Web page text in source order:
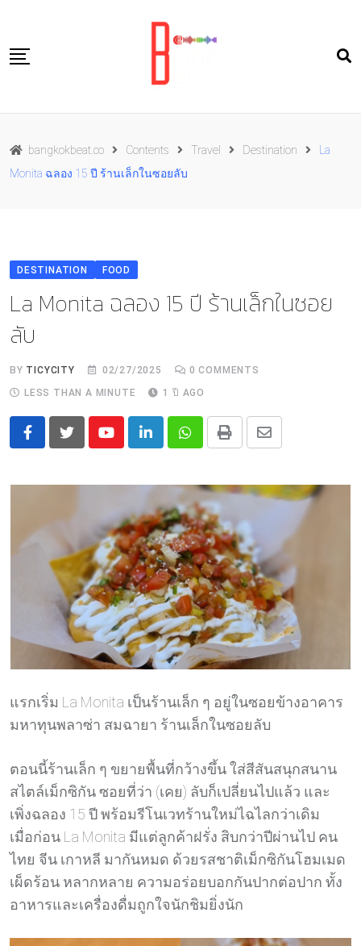
content
Food
TH
bangkokbeat.co Contents Travel Destination
La
Monita ฉลอง 15 ปี ร้านเล็กในซอยลับ
DESTINATION FOOD
La Monita ฉลอง 15 ปี ร้านเล็กในซอย
ลับ
BY TICYCITY 02/27/2025 0 COMMENTS
LESS THAN A MINUTE
1 ปี AGO
YoutubeLinkedInWhatsapp
Print
Share
Email
แรกเริ่ม La Monita เป็นร้านเล็ก ๆ อยู่ในซอยข้างอาคาร
มหาทุนพลาซ่า สมฉายา ร้านเล็กในซอยลับ
ตอนนี้ร้านเล็ก ๆ ขยายพื้นที่กว้างขึ้น ใส่สีสันสนุกสนาน
สไตล์เม็กซิกัน ซอยที่ว่า (เคย) ลับก็เปลี่ยนไปแล้ว และ
เพิ่งฉลอง 15 ปี พร้อมรีโนเวทร้านใหม่ไฉไลกว่าเดิม
เมื่อก่อน La Monita มีแต่ลูกค้าฝรั่ง สิบกว่าปีผ่านไป คน
ไทย จีน เกาหลี มากันหมด ด้วยรสชาติเม็กซิกันโฮมเมด
เผ็ดร้อน หลากหลาย ความอร่อยบอกกันปากต่อปาก ทั้ง
อาหารและเครื่องดื่มถูกใจนักชิมยิ่งนัก